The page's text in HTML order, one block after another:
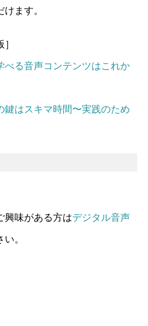
ます。
べる音声コンテンツはこれか
鍵はスキマ時間〜実践のため
興味がある方はデジタル音声
。